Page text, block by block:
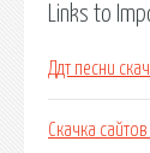
Links to
Ддт песни
Скачка